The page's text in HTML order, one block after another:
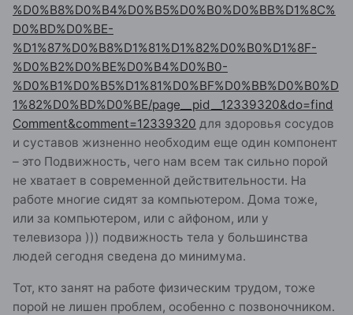
%D0%B8%D0%B4%D0%B5%D0%B0%D0%BB%D1%8C%
D0%BD%D0%BE-
%D1%87%D0%B8%D1%81%D1%82%D0%B0%D1%8F-
%D0%B2%D0%BE%D0%B4%D0%B0-
%D0%B1%D0%B5%D1%81%D0%BF%D0%BB%D0%B0%D
1%82%D0%BD%D0%BE/page__pid__12339320&do=find
Comment&comment=12339320 для здоровья сосудов
и суставов жизненно необходим еще один компонент
– это Подвижность, чего нам всем так сильно порой
не хватает в современной действительности. На
работе многие сидят за компьютером. Дома тоже,
или за компьютером, или с айфоном, или у
телевизора ))) подвижность тела у большинства
людей сегодня сведена до минимума.
Тот, кто занят на работе физическим трудом, тоже
порой не лишен проблем, особенно с позвоночником.